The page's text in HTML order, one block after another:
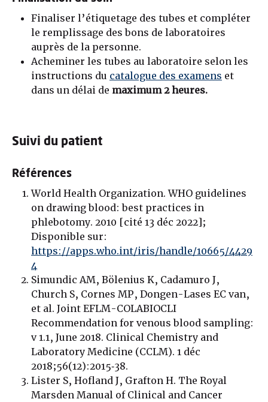
Finaliser l’étiquetage des tubes et compléter
le remplissage des bons de laboratoires
auprès de la personne.
Acheminer les tubes au laboratoire selon les
instructions du catalogue des examens et
dans un délai de maximum 2 heures.
Suivi du patient
Références
World Health Organization. WHO guidelines
on drawing blood: best practices in
phlebotomy. 2010 [cité 13 déc 2022];
Disponible sur:
https://apps.who.int/iris/handle/10665/4429
4
Simundic AM, Bölenius K, Cadamuro J,
Church S, Cornes MP, Dongen-Lases EC van,
et al. Joint EFLM-COLABIOCLI
Recommendation for venous blood sampling:
v 1.1, June 2018. Clinical Chemistry and
Laboratory Medicine (CCLM). 1 déc
2018;56(12):2015‑38.
Lister S, Hofland J, Grafton H. The Royal
Marsden Manual of Clinical and Cancer